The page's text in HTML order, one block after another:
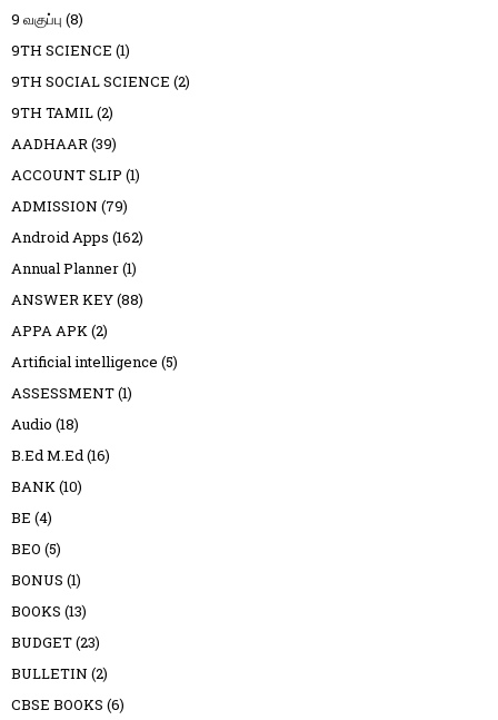
9 வகுப்பு (8)
9TH SCIENCE (1)
9TH SOCIAL SCIENCE (2)
9TH TAMIL(2)
AADHAAR(39)
ACCOUNT SLIP (1)
ADMISSION (79)
Android Apps (162)
Annual Planner(1)
ANSWER KEY(88)
APPA APK(2)
Artificial intelligence (5)
ASSESSMENT(1)
Audio (18)
B.Ed M.Ed(16)
BANK(10)
BE (4)
BEO (5)
BONUS (1)
BOOKS (13)
BUDGET(23)
BULLETIN (2)
CBSE BOOKS (6)